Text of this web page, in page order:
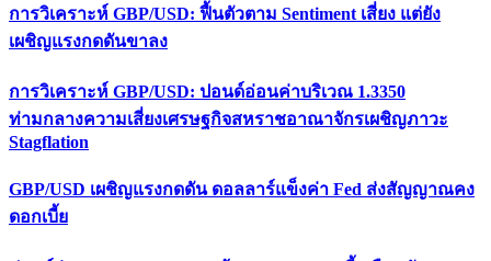
การวิเคราะห์ GBP/USD: ฟื้นตัวตาม Sentiment เสี่ยง แต่ยัง
เผชิญแรงกดดันขาลง
การวิเคราะห์ GBP/USD: ปอนด์อ่อนค่าบริเวณ 1.3350
ท่ามกลางความเสี่ยงเศรษฐกิจสหราชอาณาจักรเผชิญภาวะ
Stagflation
GBP/USD เผชิญแรงกดดัน ดอลลาร์แข็งค่า Fed ส่งสัญญาณคง
ดอกเบี้ย